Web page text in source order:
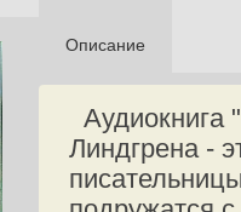
Описание
Аудиокнига
Линдгрена -